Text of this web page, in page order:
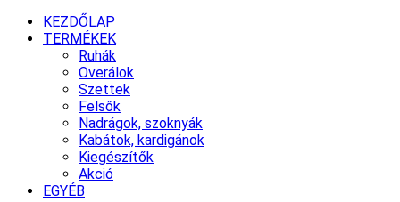
KEZDŐLAP
TERMÉKEK
Ruhák
Overálok
Szettek
Felsők
Nadrágok, szoknyák
Kabátok, kardigánok
Kiegészítők
Akció
EGYÉB